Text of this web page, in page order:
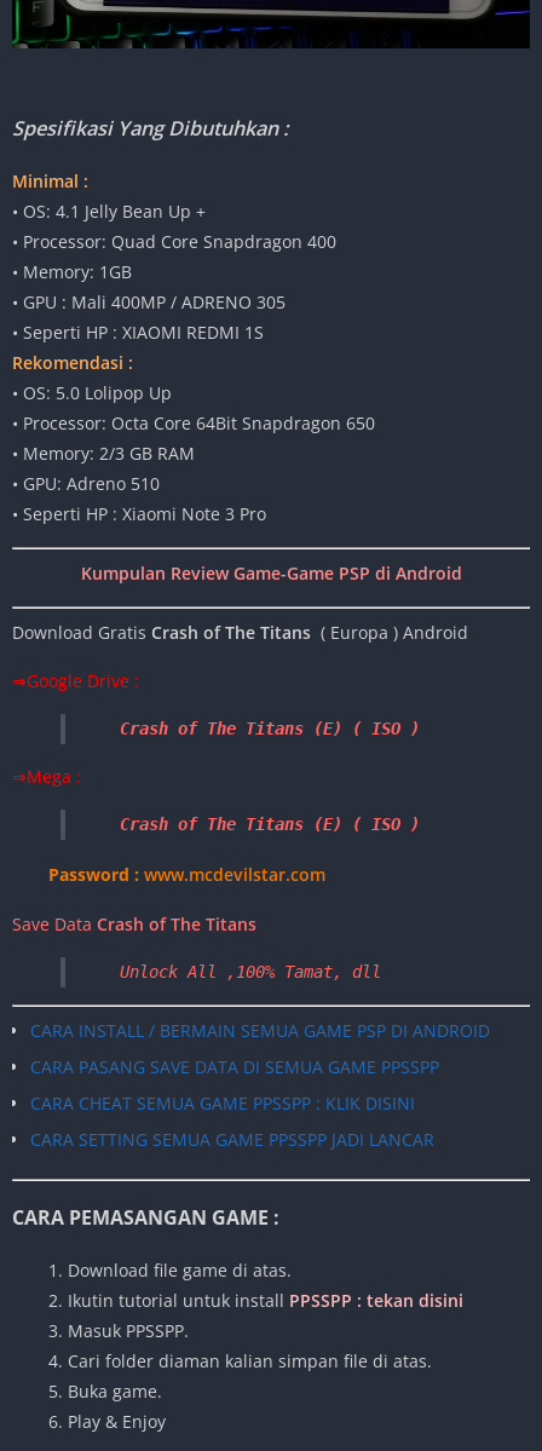
Spesifikasi Yang Dibutuhkan :
Minimal :
• OS: 4.1 Jelly Bean Up +
• Processor: Quad Core Snapdragon 400
• Memory: 1GB
• GPU : Mali 400MP / ADRENO 305
• Seperti HP : XIAOMI REDMI 1S
Rekomendasi :
• OS: 5.0 Lolipop Up
• Processor: Octa Core 64Bit Snapdragon 650
• Memory: 2/3 GB RAM
• GPU: Adreno 510
• Seperti HP : Xiaomi Note 3 Pro
Kumpulan Review Game-Game PSP di Android
Download Gratis Crash of The Titans ( Europa ) Android
⇒Google Drive :
Crash of The Titans (E) ( ISO )
⇒Mega :
Crash of The Titans (E) ( ISO )
Password : www.mcdevilstar.com
Save Data Crash of The Titans
Unlock All ,100% Tamat, dll
CARA INSTALL / BERMAIN SEMUA GAME PSP DI ANDROID
CARA PASANG SAVE DATA DI SEMUA GAME PPSSPP
CARA CHEAT SEMUA GAME PPSSPP : KLIK DISINI
CARA SETTING SEMUA GAME PPSSPP JADI LANCAR
CARA PEMASANGAN GAME :
1. Download file game di atas.
2. Ikutin tutorial untuk install PPSSPP : tekan disini
3. Masuk PPSSPP.
4. Cari folder diaman kalian simpan file di atas.
5. Buka game.
6. Play & Enjoy